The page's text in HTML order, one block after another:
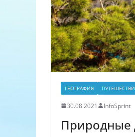
ГЕОГРАФИЯ
30.08.2021 InfoSprint
Природные